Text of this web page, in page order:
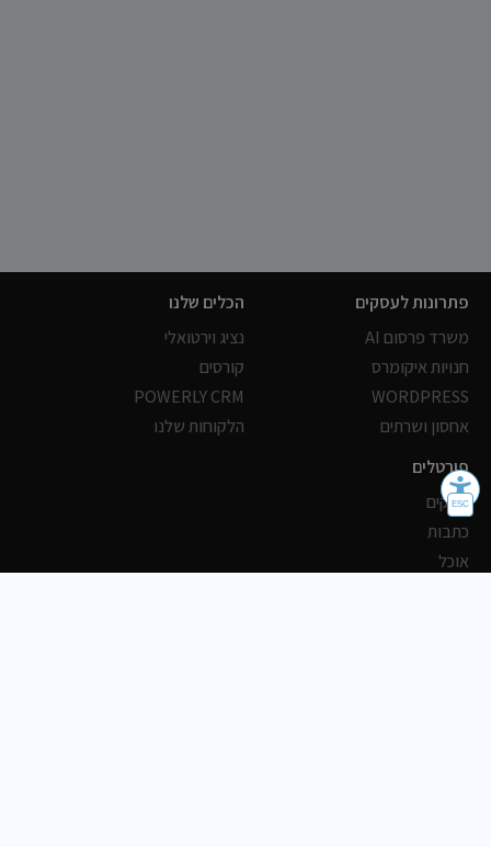
פתרונות לעסקים
משרד פרסום AI
חנויות איקומרס
WORDPRESS
אחסון ושרתים
הכלים שלנו
נציג וירטואלי
קורסים
POWERLY CRM
הלקוחות שלנו
פורטלים
עסקים
כתבות
אוכל